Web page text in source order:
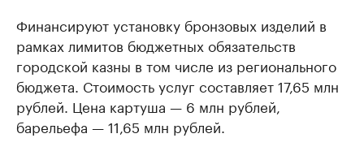
Финансируют установку бронзовых изделий в
рамках лимитов бюджетных обязательств
городской казны в том числе из регионального
бюджета. Стоимость услуг составляет 17,65 млн
рублей. Цена картуша — 6 млн рублей,
барельефа — 11,65 млн рублей.